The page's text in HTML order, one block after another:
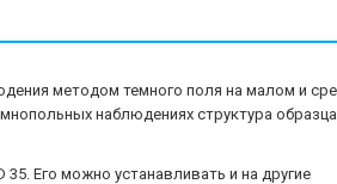
методом темного поля на малом и
наблюдениях структура
Его можно устанавливать и на другие